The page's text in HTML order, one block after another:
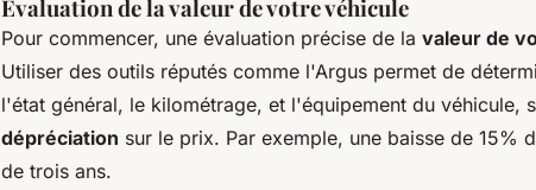
Évaluation de la valeur de votre véhicule
Pour commencer, une évaluation précise de la valeur de
Utiliser des outils réputés comme l'Argus permet de
l'état général, le kilométrage, et l'équipement du véhicule,
dépréciation sur le prix. Par exemple, une baisse de 15%
de trois ans.